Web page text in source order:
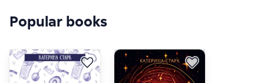
Popular books